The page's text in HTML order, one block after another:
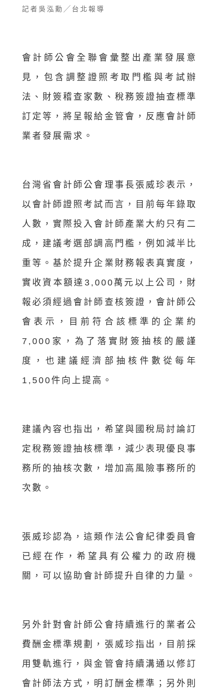
記者吳泓勳╱台北報導
會計師公會全聯會彙整出產業發展意
見，包含調整證照考取門檻與考試辦
法、財簽稽查家數、稅務簽證抽查標準
訂定等，將呈報給金管會，反應會計師
業者發展需求。
台灣省會計師公會理事長張威珍表示，
以會計師證照考試而言，目前每年錄取
人數，實際投入會計師產業大約只有二
成，建議考選部調高門檻，例如減半比
重等。基於提升企業財務報表真實度，
實收資本額達3,000萬元以上公司，財
報必須經過會計師查核簽證，會計師公
會表示，目前符合該標準的企業約
7,000家，為了落實財簽抽核的嚴謹
度，也建議經濟部抽核件數從每年
1,500件向上提高。
建議內容也指出，希望與國稅局討論訂
定稅務簽證抽核標準，減少表現優良事
務所的抽核次數，增加高風險事務所的
次數。
張威珍認為，這類作法公會紀律委員會
已經在作，希望具有公權力的政府機
關，可以協助會計師提升自律的力量。
另外針對會計師公會持續進行的業者公
費酬金標準規劃，張威珍指出，目前採
用雙軌進行，與金管會持續溝通以修訂
會計師法方式，明訂酬金標準；另外則